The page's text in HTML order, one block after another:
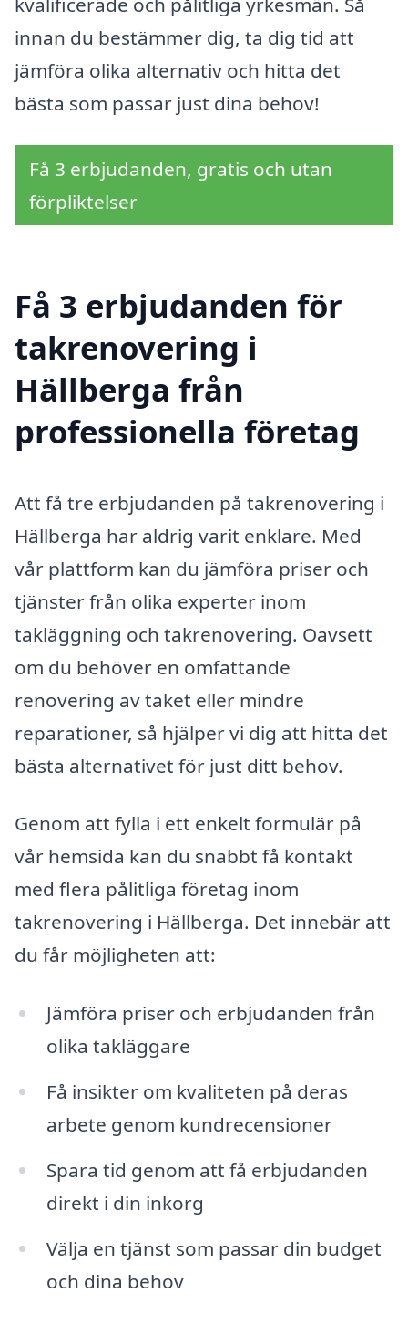
innan du bestämmer dig, ta dig tid att
jämföra olika alternativ och hitta det
bästa som passar just dina behov!
Få 3 erbjudanden, gratis och utan
förpliktelser
Få 3 erbjudanden för
takrenovering i
Hällberga från
professionella företag
Att få tre erbjudanden på takrenovering i
Hällberga har aldrig varit enklare. Med
vår plattform kan du jämföra priser och
tjänster från olika experter inom
takläggning och takrenovering. Oavsett
om du behöver en omfattande
renovering av taket eller mindre
reparationer, så hjälper vi dig att hitta det
bästa alternativet för just ditt behov.
Genom att fylla i ett enkelt formulär på
vår hemsida kan du snabbt få kontakt
med flera pålitliga företag inom
takrenovering i Hällberga. Det innebär att
du får möjligheten att:
Jämföra priser och erbjudanden från
olika takläggare
Få insikter om kvaliteten på deras
arbete genom kundrecensioner
Spara tid genom att få erbjudanden
direkt i din inkorg
Välja en tjänst som passar din budget
och dina behov